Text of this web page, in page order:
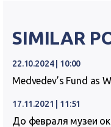
SIMILAR
22.10.2024 | 10:00
Medvedev’s Fund as
17.11.2021 | 11:51
До февраля музеи